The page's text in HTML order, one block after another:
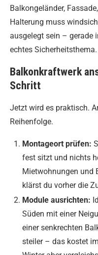
Balkongeländer,
Halterung muss
ausgelegt sein – gerade
echtes Sicherheitsthema.
Balkonkraftwerk
Schritt
Jetzt wird es praktisch.
Reihenfolge.
Montageort prüfen:
fest sitzt und nichts
Mietwohnungen und
klärst du vorher die
Module ausrichten:
Süden mit einer
einer senkrechten
steiler – das kostet